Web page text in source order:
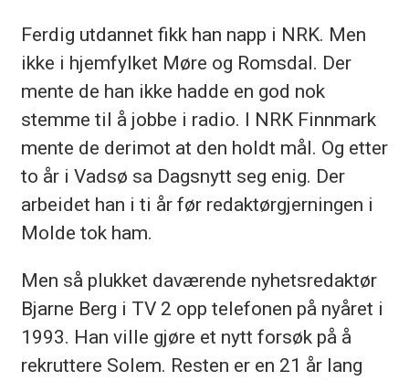
Ferdig utdannet fikk han napp i NRK. Men
ikke i hjemfylket Møre og Romsdal. Der
mente de han ikke hadde en god nok
stemme til å jobbe i radio. I NRK Finnmark
mente de derimot at den holdt mål. Og etter
to år i Vadsø sa Dagsnytt seg enig. Der
arbeidet han i ti år før redaktørgjerningen i
Molde tok ham.
Men så plukket daværende nyhetsredaktør
Bjarne Berg i TV 2 opp telefonen på nyåret i
1993. Han ville gjøre et nytt forsøk på å
rekruttere Solem. Resten er en 21 år lang